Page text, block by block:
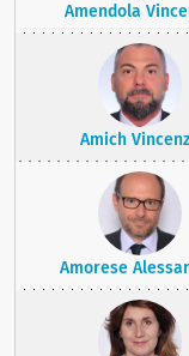
Amendola
Amich
Amorese